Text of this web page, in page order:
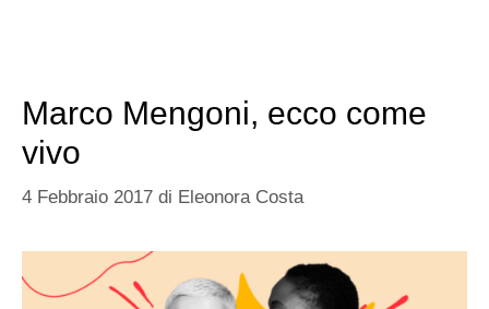
Marco Mengoni, ecco come
vivo
4 Febbraio 2017 di Eleonora Costa